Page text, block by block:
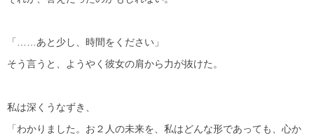
「……あと少し、時間をください」
そう言うと、ようやく彼女の肩から力が抜けた。
私は深くうなずき、
「わかりました。お２人の未来を、私はどんな形であっても、心か